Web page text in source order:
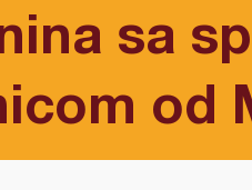
sa
od